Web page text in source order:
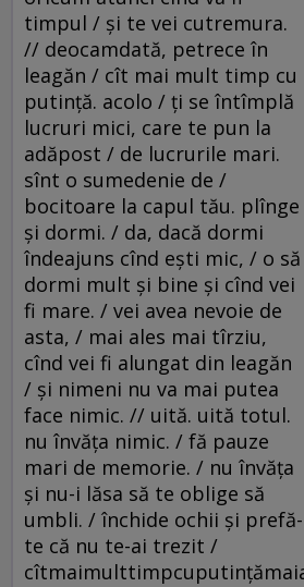
timpul / şi te vei cutremura.
// deocamdată, petrece în
leagăn / cît mai mult timp cu
putinţă. acolo / ţi se întîmplă
lucruri mici, care te pun la
adăpost / de lucrurile mari.
sînt o sumedenie de /
bocitoare la capul tău. plînge
şi dormi. / da, dacă dormi
îndeajuns cînd eşti mic, / o să
dormi mult şi bine şi cînd vei
fi mare. / vei avea nevoie de
asta, / mai ales mai tîrziu,
cînd vei fi alungat din leagăn
/ şi nimeni nu va mai putea
face nimic. // uită. uită totul.
nu învăţa nimic. / fă pauze
mari de memorie. / nu învăţa
şi nu-i lăsa să te oblige să
umbli. / închide ochii şi prefă-
te că nu te-ai trezit /